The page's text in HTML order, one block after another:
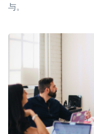
与。